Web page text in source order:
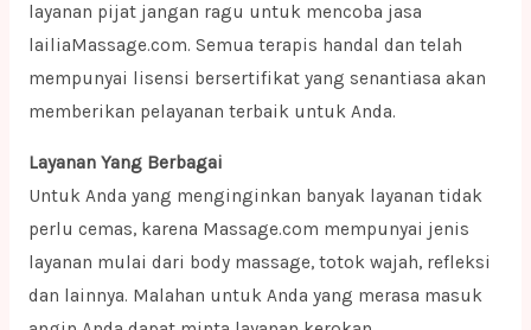
layanan pijat jangan ragu untuk mencoba jasa
lailiaMassage.com. Semua terapis handal dan telah
mempunyai lisensi bersertifikat yang senantiasa akan
memberikan pelayanan terbaik untuk Anda.
Layanan Yang Berbagai
Untuk Anda yang menginginkan banyak layanan tidak
perlu cemas, karena Massage.com mempunyai jenis
layanan mulai dari body massage, totok wajah, refleksi
dan lainnya. Malahan untuk Anda yang merasa masuk